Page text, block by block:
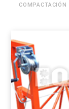
COMPACTACIÓN